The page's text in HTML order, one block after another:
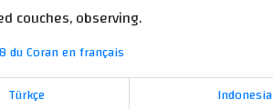
couches, observing.
du Coran en français
Türkçe
Indonesia